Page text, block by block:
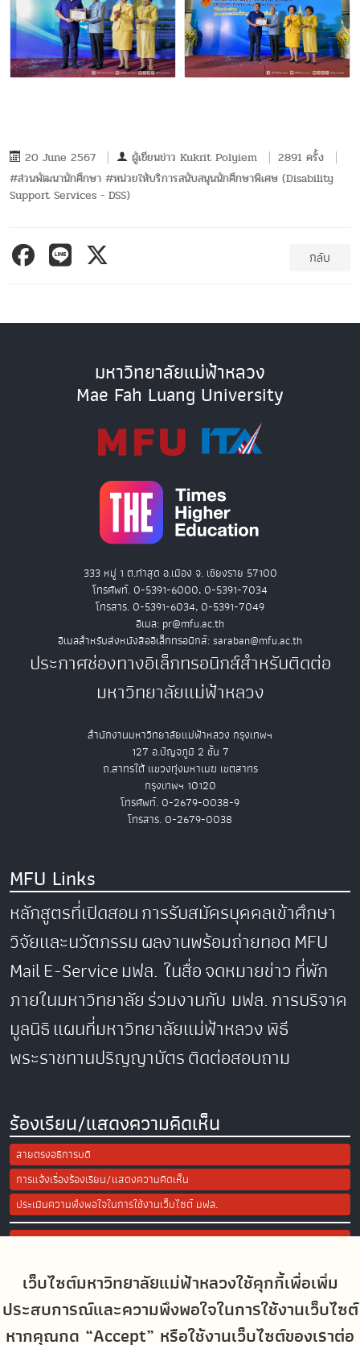
เว็บไซต์มหาวิทยาลัยแม่ฟ้าหลวงใช้คุกกี้เพื่อเพิ่ม
ประสบการณ์และความพึงพอใจในการใช้งานเว็บไซต์
หากคุณกด “Accept” หรือใช้งานเว็บไซต์ของเราต่อ
20 June 2567 ผู้เขียนข่าว Kukrit Polyiem
2891 ครั้ง
#ส่วนพัฒนานักศึกษา #หน่วยให้บริการสนับสนุนนักศึกษาพิเศษ (Disability
Support Services - DSS)
กลับ
มหาวิทยาลัยแม่ฟ้าหลวง
Mae Fah Luang University
333 หมู่ 1 ต.ท่าสุด อ.เมือง จ. เชียงราย 57100
โทรศัพท์. 0-5391-6000, 0-5391-7034
โทรสาร. 0-5391-6034, 0-5391-7049
อีเมล: pr@mfu.ac.th
อีเมลสำหรับส่งหนังสืออิเล็กทรอนิกส์: saraban@mfu.ac.th
ประกาศช่องทางอิเล็กทรอนิกส์สำหรับติดต่อ
มหาวิทยาลัยแม่ฟ้าหลวง
สำนักงานมหาวิทยาลัยแม่ฟ้าหลวง กรุงเทพฯ
127 อ.ปัญจภูมิ 2 ชั้น 7
ถ.สาทรใต้ แขวงทุ่งมหาเมฆ เขตสาทร
กรุงเทพฯ 10120
โทรศัพท์. 0-2679-0038-9
โทรสาร. 0-2679-0038
MFU Links
หลักสูตรที่เปิดสอนการรับสมัครบุคคลเข้าศึกษา
วิจัยและนวัตกรรมผลงานพร้อมถ่ายทอดMFU
MailE-Serviceมฟล. ในสื่อจดหมายข่าวที่พัก
ภายในมหาวิทยาลัยร่วมงานกับ มฟล.การบริจาค
มูลนิธิแผนที่มหาวิทยาลัยแม่ฟ้าหลวงพิธี
พระราชทานปริญญาบัตรติดต่อสอบถาม
ร้องเรียน/แสดงความคิดเห็น
สายตรงอธิการบดี
การแจ้งเรื่องร้องเรียน/แสดงความคิดเห็น
ประเมินความพึงพอใจในการใช้งานเว็บไซต์ มฟล.
Site Map
Social Media